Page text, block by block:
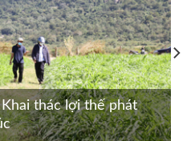
thác lợi thế phát